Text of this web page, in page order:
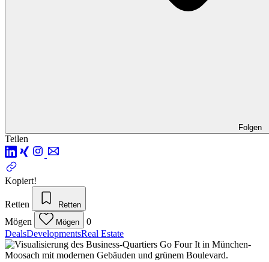
Folgen
Teilen
Kopiert!
Retten Retten
Mögen Mögen
0
DealsDevelopmentsReal Estate